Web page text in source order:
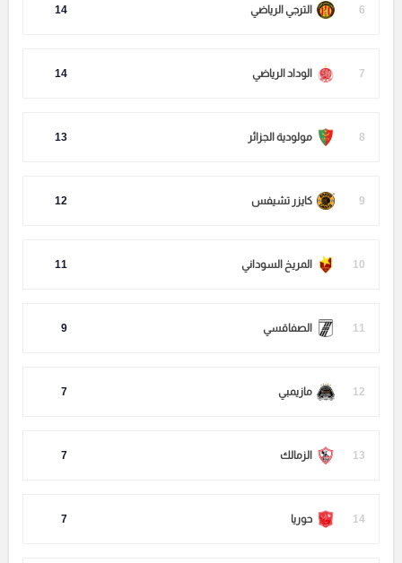
6 الترجي الرياضي 14
7 الوداد الرياضي 14
8 مولودية الجزائر 13
9 كايزر تشيفس 12
10 المريخ السوداني 11
11 الصفاقسي 9
12 مازيمبي 7
13 الزمالك 7
14 حوريا 7